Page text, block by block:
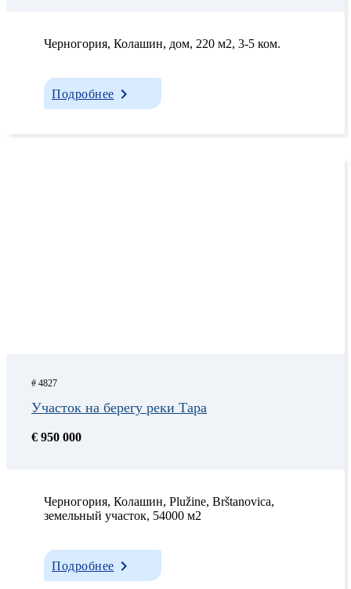
Черногория, Колашин, дом, 220 м2, 3-5 ком.
Подробнее
# 4827
Участок на берегу реки Тара
€ 950 000
Черногория, Колашин, Plužine, Brštanovica,
земельный участок, 54000 м2
Подробнее